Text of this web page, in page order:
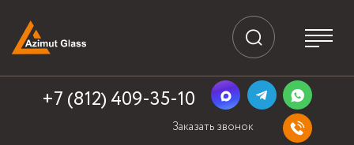
+7 (812) 409-35-10
Заказать звонок